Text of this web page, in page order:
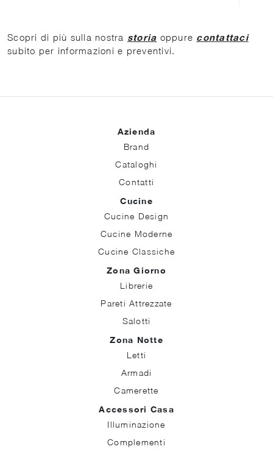
Scopri di più sulla nostra storia oppure contattaci
subito per informazioni e preventivi.
Azienda
Brand
Cataloghi
Contatti
Cucine
Cucine Design
Cucine Moderne
Cucine Classiche
Zona Giorno
Librerie
Pareti Attrezzate
Salotti
Zona Notte
Letti
Armadi
Camerette
Accessori Casa
Illuminazione
Complementi